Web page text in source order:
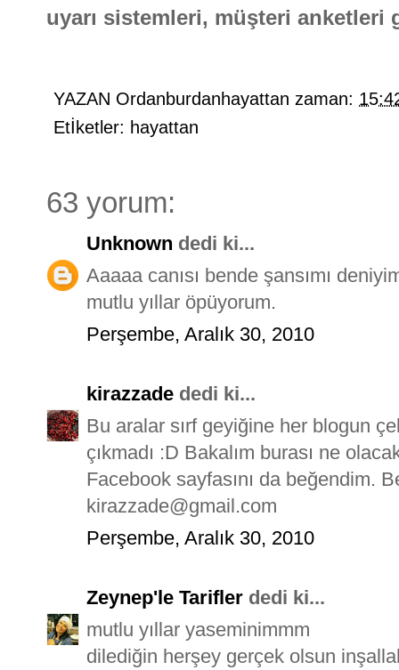
uyarı sistemleri, müşteri anketleri
YAZAN Ordanburdanhayattan zaman:
Etİketler: hayattan
63 yorum:
Unknown dedi ki...
Aaaaa canısı bende şansımı
mutlu yıllar öpüyorum.
Perşembe, Aralık 30, 2010
kirazzade dedi ki...
Bu aralar sırf geyiğine her blogun
çıkmadı :D Bakalım burası ne
Facebook sayfasını da beğendim.
kirazzade@gmail.com
Perşembe, Aralık 30, 2010
Zeynep'le Tarifler dedi ki...
mutlu yıllar yaseminimmm
dilediğin herşey gerçek olsun